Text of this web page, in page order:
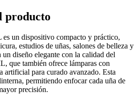
producto
un dispositivo compacto y práctico,
estudios de uñas, salones de belleza y
diseño elegante con la calidad del
que también ofrece lámparas con
artificial para curado avanzado. Esta
permitiendo enfocar cada uña de
precisión.